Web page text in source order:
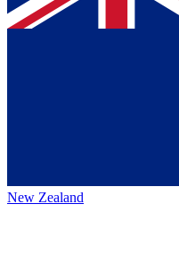
New Zealand